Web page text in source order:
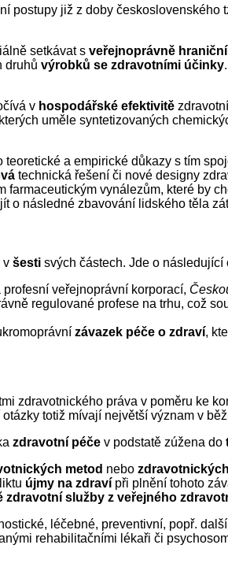
postupy již z doby
setkávat s veřejnoprávně
druhů výrobků se zdravotními účinky
v hospodářské efektivitě
uměle syntetizovaných
teoretické a empirické důkazy s tím
technická řešení či nové designy
farmaceutickým vynálezům, které by
o následné zbavování lidského těla
v šesti svých částech. Jde o následující
veřejnoprávní korporací,
regulované profese na trhu, což
závazek péče o zdraví,
zdravotnického práva v poměru ke
otázky totiž mívají největší význam v
zdravotní péče v podstatě zúžena do
metod nebo
újmy na zdraví při plnění tohoto
zdravotní služby z veřejného
léčebné, preventivní, popř.
rehabilitačními lékaři či